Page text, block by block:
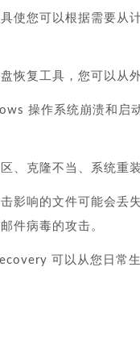
使您可以根据需要从
恢复工具，您可以从
操作系统崩溃和启
、克隆不当、系统重
影响的文件可能会丢
件病毒的攻击。
可以从您日常